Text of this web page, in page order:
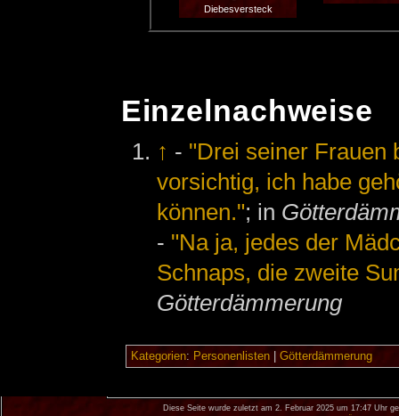
Diebesversteck
Einzelnachweise
↑ - "Drei seiner Frauen
vorsichtig, ich habe
können."; in
- "Na ja, jedes der
Schnaps, die zweite
Götterdämmerung
Kategorien: Personenlisten| Götterdämmerung
Diese Seite wurde zuletzt am 2. Februar 2025 um 17:47 Uhr